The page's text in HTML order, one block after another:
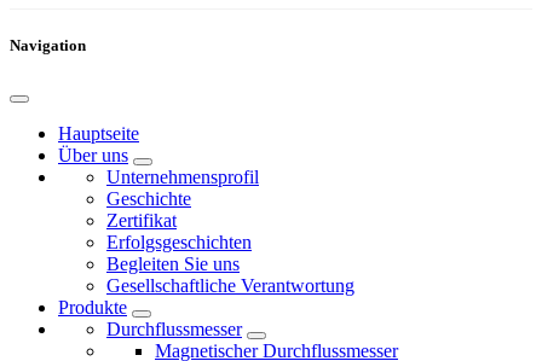
Navigation
Hauptseite
Über uns
Unternehmensprofil
Geschichte
Zertifikat
Erfolgsgeschichten
Begleiten Sie uns
Gesellschaftliche Verantwortung
Produkte
Durchflussmesser
Magnetischer Durchflussmesser